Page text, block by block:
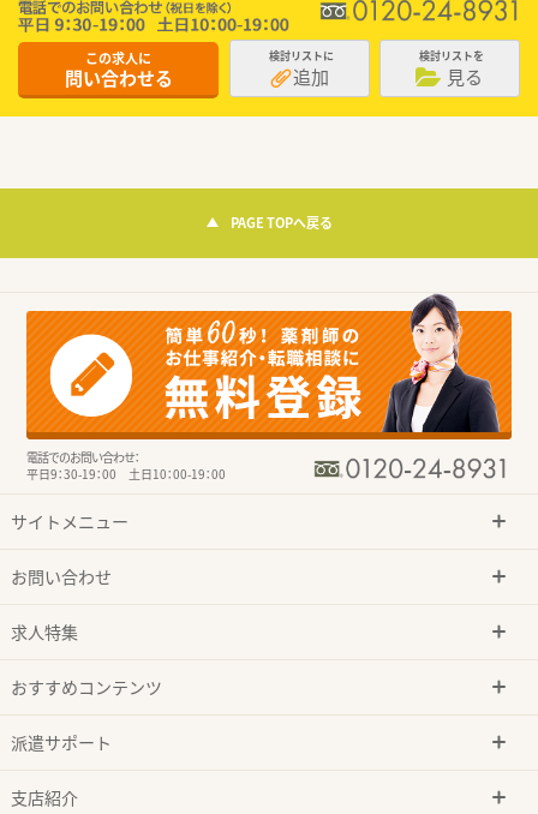
この求人に
問い合わせる
検討リストに
追加
検討リストを
見る
PAGE TOPへ戻る
電話でのお問い合わせ：
平日9：30-19：00 土日10：00-19：00
サイトメニュー
お問い合わせ
求人特集
おすすめコンテンツ
派遣サポート
支店紹介